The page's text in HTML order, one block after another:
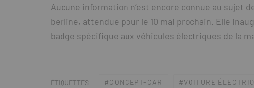
Aucune information n’est encore connue au sujet
berline, attendue pour le 10 mai prochain. Elle
badge spécifique aux véhicules électriques de la
ÉTIQUETTES CONCEPT-CAR VOITURE